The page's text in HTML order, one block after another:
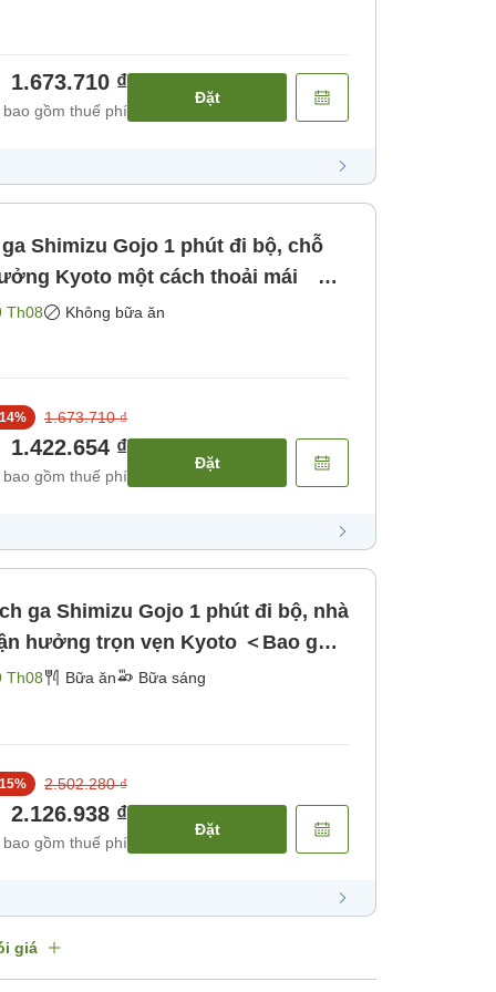
1.673.710 ₫
gồm thuế phí
Đặt
Shimizu Gojo 1 phút đi bộ, chỗ
Kyoto một cách thoải mái ＜
bao gồm bữa ăn]
Th08 Không bữa ăn
14% 1.673.710 ₫
1.422.654 ₫
gồm thuế phí
Đặt
ga Shimizu Gojo 1 phút đi bộ, nhà
hưởng trọn vẹn Kyoto ＜Bao gồm
Th08 Bữa ăn Bữa sáng
15% 2.502.280 ₫
2.126.938 ₫
gồm thuế phí
Đặt
giá